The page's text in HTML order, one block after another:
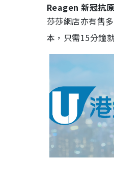
Reagen 新冠抗
莎莎網店亦有售
本，只需15分鐘